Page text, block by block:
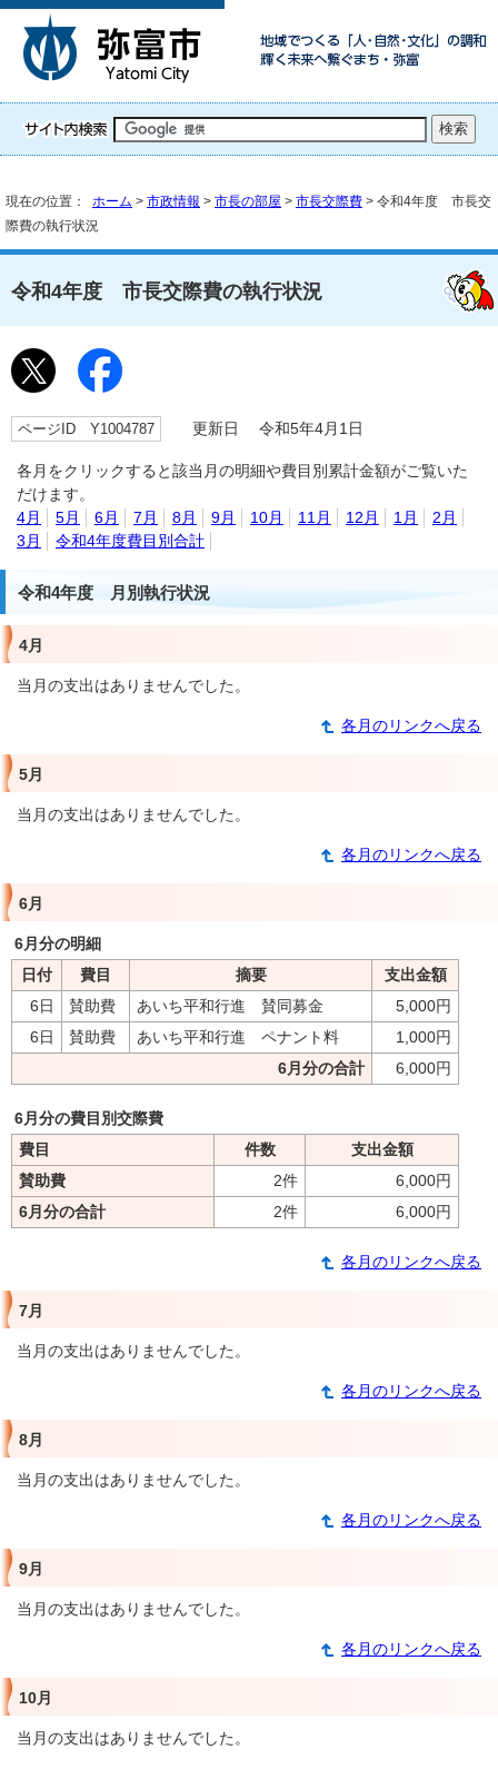
現在の位置： ホーム > 市政情報 > 市長の部屋 > 市長交際費 > 令和4年度 市長交
際費の執行状況
令和4年度 市長交際費の執行状況
ページID Y1004787 更新日 令和5年4月1日
各月をクリックすると該当月の明細や費目別累計金額がご覧いた
だけます。
4月
5月 6月 7月 8月 9月 10月 11月 12月 1月
2月
3月
令和4年度費目別合計
令和4年度 月別執行状況
4月
当月の支出はありませんでした。
各月のリンクへ戻る
5月
当月の支出はありませんでした。
各月のリンクへ戻る
6月
6月分の明細
日付
費目 摘要
支出金額
6日
賛助費 あいち平和行進 賛同募金
5,000円
6日
賛助費 あいち平和行進 ペナント料
1,000円
6月分の合計
6,000円
6月分の費目別交際費
費目
件数
支出金額
賛助費
2件
6,000円
6月分の合計
2件 6,000円
各月のリンクへ戻る
7月
当月の支出はありませんでした。
各月のリンクへ戻る
8月
当月の支出はありませんでした。
各月のリンクへ戻る
9月
当月の支出はありませんでした。
各月のリンクへ戻る
10月
当月の支出はありませんでした。